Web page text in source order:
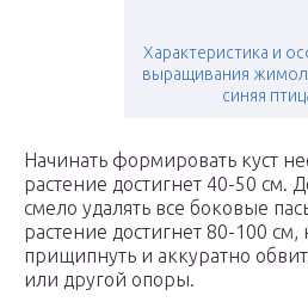
Характеристика и
выращивания
синяя
Начинать формировать куст
растение достигнет 40-50 см.
смело удалять все боковые
растение достигнет 80-100 см,
прищипнуть и аккуратно
или другой опоры.